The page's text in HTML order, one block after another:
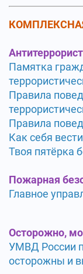
Памятка
Правила
Правила
Как себя
Твоя пятёрка
Пожарная
Главное
Осторожно,
УМВД России
осторожны и